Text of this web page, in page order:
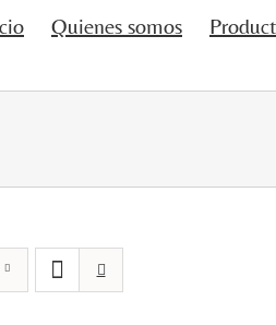
Quienes somos